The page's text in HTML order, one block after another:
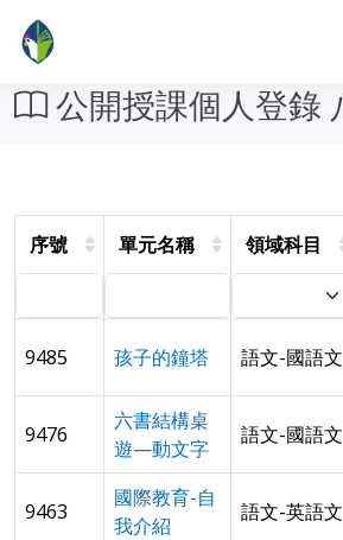
公開授課個人登錄
序號 單元名稱 領域科目
9485 孩子的鐘塔 語文-國語文
9476
六書結構桌
遊—動文字
語文-國語文
9463
國際教育-自
我介紹
語文-英語文